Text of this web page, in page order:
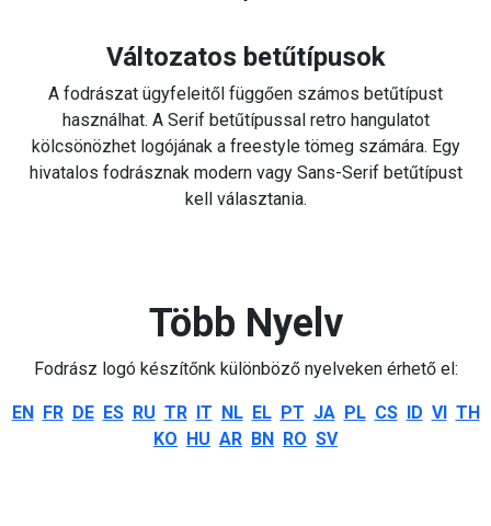
Változatos betűtípusok
A fodrászat ügyfeleitől függően számos betűtípust
használhat. A Serif betűtípussal retro hangulatot
kölcsönözhet logójának a freestyle tömeg számára. Egy
hivatalos fodrásznak modern vagy Sans-Serif betűtípust
kell választania.
Több Nyelv
Fodrász logó készítőnk különböző nyelveken érhető el:
EN FR DE ES RU TR IT NL EL PT JA PL CS ID VI TH
KO HU AR BN RO SV